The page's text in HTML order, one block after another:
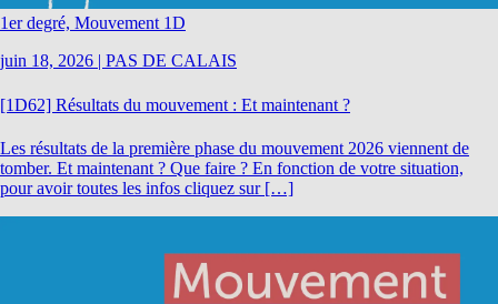
1er degré, Mouvement 1D
juin 18, 2026 | PAS DE CALAIS
[1D62] Résultats du mouvement : Et maintenant ?
Les résultats de la première phase du mouvement 2026 viennent de
tomber. Et maintenant ? Que faire ? En fonction de votre situation,
pour avoir toutes les infos cliquez sur […]